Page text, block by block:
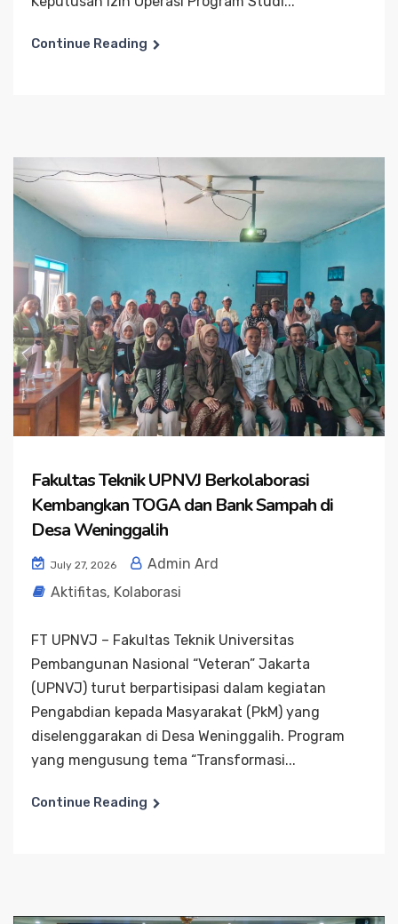
Continue Reading
Fakultas Teknik UPNVJ Berkolaborasi
Kembangkan TOGA dan Bank Sampah di
Desa Weninggalih
July 27, 2026
Admin Ard
Aktifitas, Kolaborasi
FT UPNVJ – Fakultas Teknik Universitas
Pembangunan Nasional “Veteran” Jakarta
(UPNVJ) turut berpartisipasi dalam kegiatan
Pengabdian kepada Masyarakat (PkM) yang
diselenggarakan di Desa Weninggalih. Program
yang mengusung tema “Transformasi...
Continue Reading